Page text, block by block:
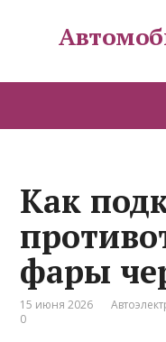
Как
фары
15 июня 2026
0